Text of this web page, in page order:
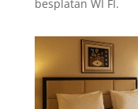
besplatan WI FI.